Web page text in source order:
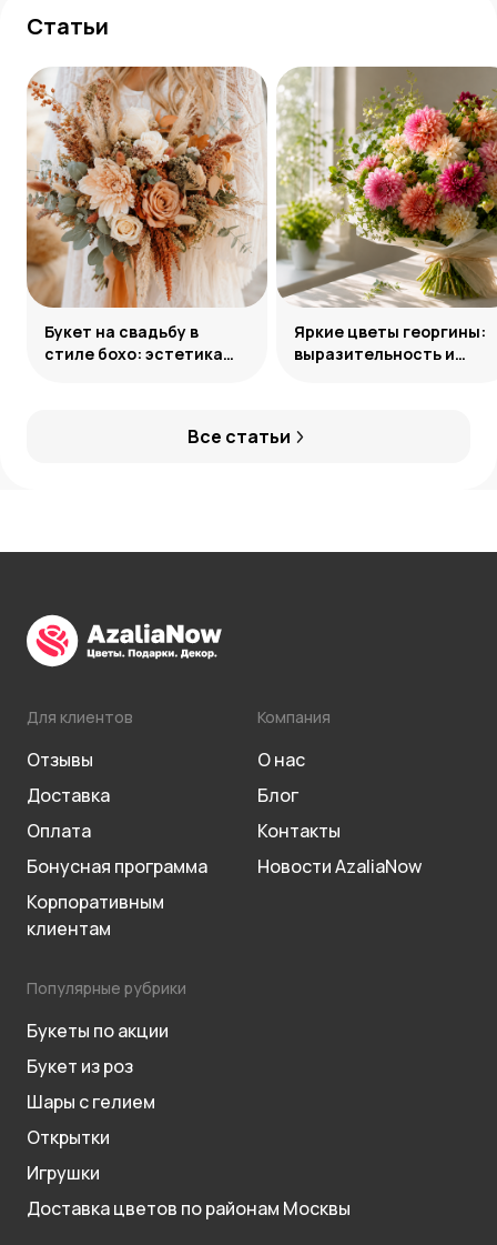
Статьи
Все статьи
Букет на свадьбу в
стиле бохо: эстетика
Яркие цветы георгины:
выразительность и
Для клиентов
Отзывы
Доставка
Оплата
Бонусная программа
Корпоративным
клиентам
Компания
О нас
Блог
Контакты
Новости AzaliaNow
Популярные рубрики
Букеты по акции
Букет из роз
Шары с гелием
Открытки
Игрушки
Доставка цветов по районам Москвы